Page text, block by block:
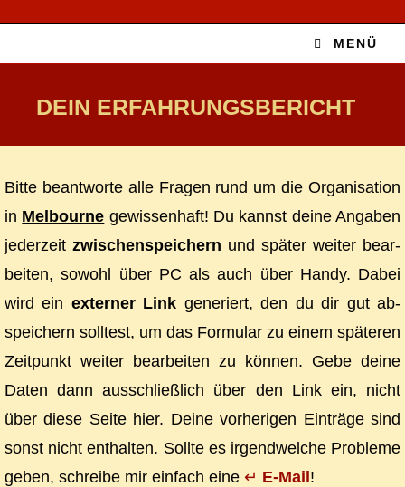
MENÜ
DEIN ER­FAH­RUNGS­BE­RICHT
Bit­te be­ant­wor­te al­le Fra­gen rund um die Or­ga­ni­sa­ti­on
in Mel­bourne ge­wis­sen­haft! Du kannst dei­ne An­ga­ben
je­der­zeit zwi­schen­spei­chern und spä­ter wei­ter be­ar­
bei­ten, so­wohl über PC als auch über Han­dy. Da­bei
wird ein ex­ter­ner Link ge­ne­riert, den du dir gut ab­
spei­chern soll­test, um das For­mu­lar zu ei­nem spä­te­ren
Zeit­punkt wei­ter be­ar­bei­ten zu kön­nen. Ge­be dei­ne
Da­ten dann aus­schließ­lich über den Link ein, nicht
über die­se Sei­te hier. Dei­ne vor­he­ri­gen Ein­trä­ge sind
sonst nicht ent­hal­ten. Soll­te es ir­gend­wel­che Pro­ble­me
ge­ben, schrei­be mir ein­fach ei­ne ↵ E‑Mail !